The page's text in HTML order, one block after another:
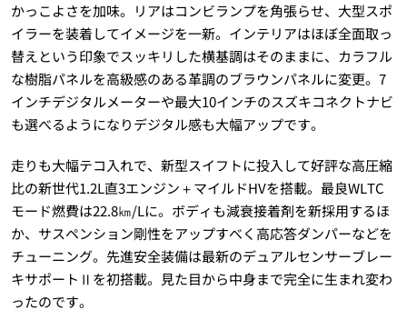
かっこよさを加味。リアはコンビランプを角張らせ、大型スポ
イラーを装着してイメージを一新。インテリアはほぼ全面取っ
替えという印象でスッキリした横基調はそのままに、カラフル
な樹脂パネルを高級感のある革調のブラウンパネルに変更。7
インチデジタルメーターや最大10インチのスズキコネクトナビ
も選べるようになりデジタル感も大幅アップです。
走りも大幅テコ入れで、新型スイフトに投入して好評な高圧縮
比の新世代1.2L直3エンジン＋マイルドHVを搭載。最良WLTC
モード燃費は22.8㎞/Lに。ボディも減衰接着剤を新採用するほ
か、サスペンション剛性をアップすべく高応答ダンパーなどを
チューニング。先進安全装備は最新のデュアルセンサーブレー
キサポートⅡを初搭載。見た目から中身まで完全に生まれ変わ
ったのです。